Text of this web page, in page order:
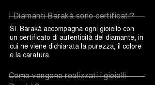
I Diamanti Barakà sono certificati?
Sì. Barakà accompagna ogni gioiello con
un certificato di autenticità del diamante, in
cui ne viene dichiarata la purezza, il colore
e la caratura.
Come vengono realizzati i gioielli